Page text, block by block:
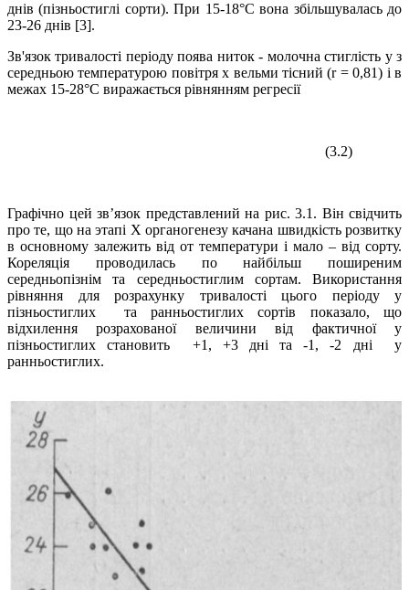
днів (пізньостиглі сорти). При 15-18°С вона збільшувалась до
23-26 днів [3].
Зв'язок тривалості періоду поява ниток - молочна стиглість у з
середньою температурою повітря х вельми тісний (r = 0,81) і в
межах 15-28°C виражається рівнянням регресії
(3.2)
Графічно цей зв’язок представлений ​​на рис. 3.1. Він свідчить
про те, що на этапі X орга­ногенезу качана швидкість розвитку
в основному залежить від от тем­ператури і мало – від сорту.
Кореляція проводилась по найбільш поширеним
середньопізнім та середньостиглим сортам. Використання
рівняння для розрахунку тривалості цього періоду у
пізньостиглих та ранньостиглих сортів показало, що
відхилення розрахованої величини від фактичної у
пізньостиглих становить +1, +3 дні та -1, -2 дні у
ранньостиглих.